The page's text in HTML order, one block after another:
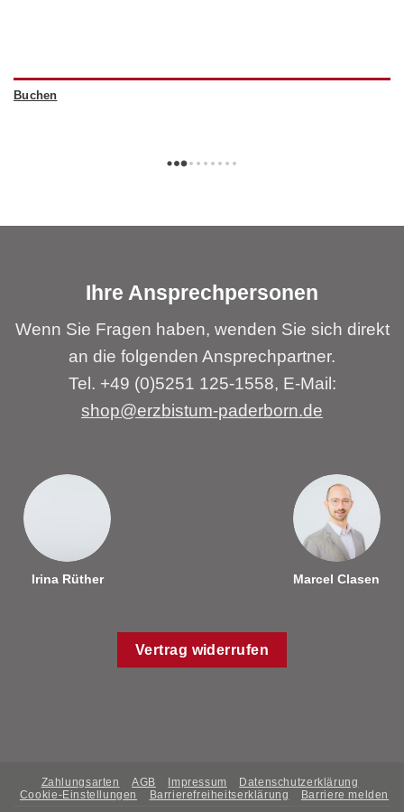
Buchen
Ihre Ansprechpersonen
Wenn Sie Fragen haben, wenden Sie sich direkt
an die folgenden Ansprechpartner.
Tel. +49 (0)5251 125-1558, E-Mail:
shop@erzbistum-paderborn.de
Irina Rüther Marcel Clasen
Vertrag widerrufen
Zahlungsarten AGB Impressum
Datenschutzerklärung
Cookie-Einstellungen
Barrierefreiheitserklärung Barriere melden